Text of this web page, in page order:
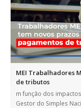
MEI Trabalhadores
de tributos
m função dos
Gestor do Simples